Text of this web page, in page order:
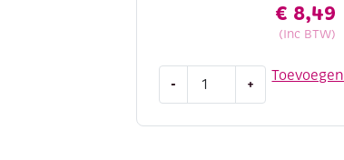
€ 8,49
(Inc BTW)
Toevoegen
-
bouwpakket
+